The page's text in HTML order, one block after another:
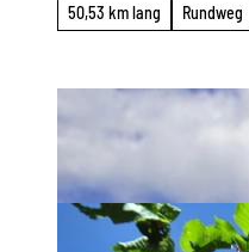
50,53 km lang Rundweg